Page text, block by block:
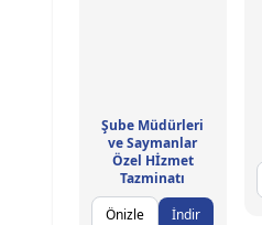
Şube Müdürleri
ve Saymanlar
Özel Hİzmet
Tazminatı
Önizle
İndir